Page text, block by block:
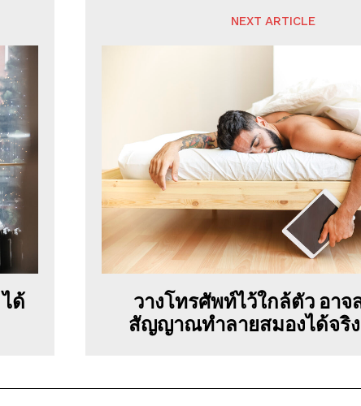
ด้
NEXT ARTICLE
วางโทรศัพท์ไว้ใกล้ตัว อาจ
สัญญาณทำลายสมองได้จริง